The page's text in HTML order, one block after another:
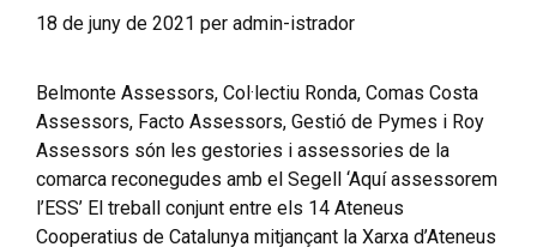
18 de juny de 2021 per admin-istrador
Belmonte Assessors, Col·lectiu Ronda, Comas Costa
Assessors, Facto Assessors, Gestió de Pymes i Roy
Assessors són les gestories i assessories de la
comarca reconegudes amb el Segell ‘Aquí assessorem
l’ESS’ El treball conjunt entre els 14 Ateneus
Cooperatius de Catalunya mitjançant la Xarxa d’Ateneus